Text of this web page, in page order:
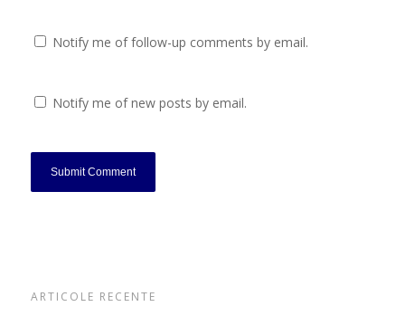
Notify me of follow-up comments by email.
Notify me of new posts by email.
ARTICOLE RECENTE